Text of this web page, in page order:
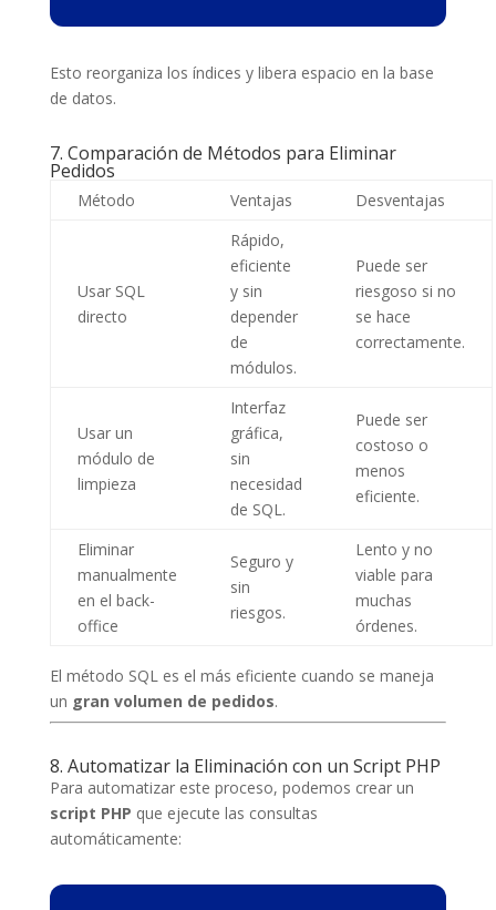
Esto reorganiza los índices y libera espacio en la base
de datos.
7. Comparación de Métodos para Eliminar
Pedidos
Método Ventajas Desventajas
Usar SQL
directo
Rápido,
eficiente
y sin
depender
de
módulos.
Puede ser
riesgoso si no
se hace
correctamente.
Usar un
módulo de
limpieza
Interfaz
gráfica,
sin
necesidad
de SQL.
Puede ser
costoso o
menos
eficiente.
Eliminar
manualmente
en el back-
office
Seguro y
sin
riesgos.
Lento y no
viable para
muchas
órdenes.
El método SQL es el más eficiente cuando se maneja
un gran volumen de pedidos.
8. Automatizar la Eliminación con un Script PHP
Para automatizar este proceso, podemos crear un
script PHP que ejecute las consultas
automáticamente: